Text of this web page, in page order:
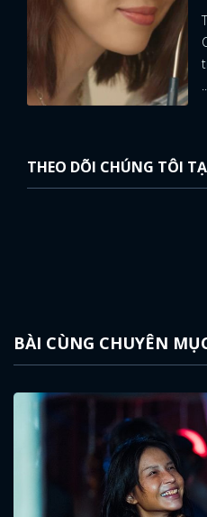
THEO DÕI CHÚNG TÔI
BÀI CÙNG CHUYÊN